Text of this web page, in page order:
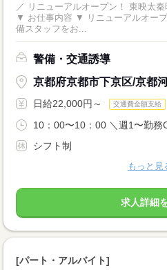
／ リニューアルオープン！ 東映太
▼ お仕事内容 ▼ リニューアルオー
備スタッフをお...
警備・交通誘導
京都府京都市下京区/京都
日給22,000円～ 交通費全額支給
10：00〜10：00 ＼週1〜勤務
シフト制
もっと見
求人詳細
[パート・アルバイト]